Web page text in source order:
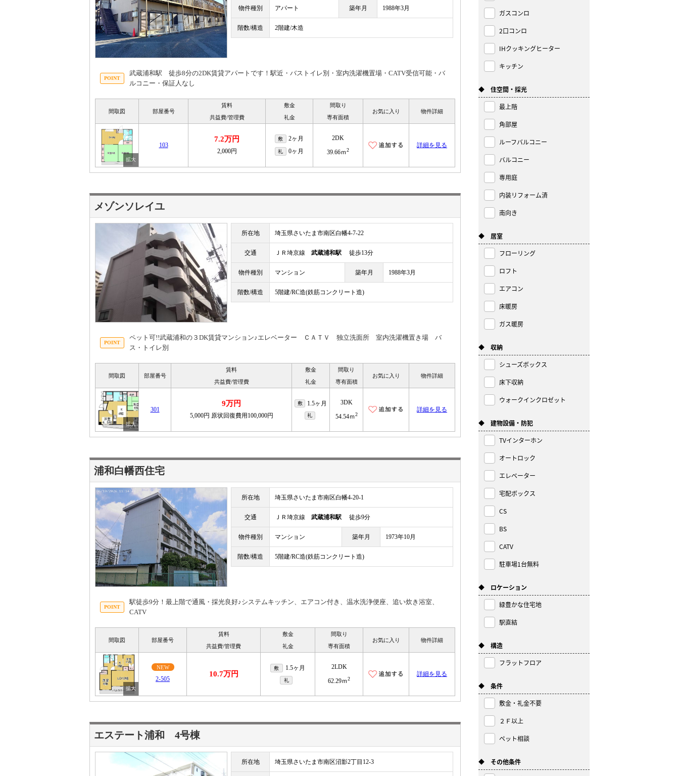
物件種別 アパート 築年月 1988年3月
階数/構造 2階建/木造
武蔵浦和駅 徒歩8分の2DK賃貸アパートです！駅近・バストイレ別・室内洗濯機置場・CATV受信可能・バ
ルコニー・保証人なし
間取図 部屋番号
賃料
共益費/管理費
敷金
礼金
間取り
専有面積
お気に入り 物件詳細
103
7.2万円
2,000円
敷 2ヶ月
礼 0ヶ月
2DK
39.66ｍ2
詳細を見る
メゾンソレイユ
所在地 埼玉県さいたま市南区白幡4-7-22
交通 ＪＲ埼京線 武蔵浦和駅 徒歩13分
物件種別 マンション 築年月 1988年3月
階数/構造 5階建/RC造(鉄筋コンクリート造)
ペット可!!武蔵浦和の３DK賃貸マンション♪エレベーター ＣＡＴＶ 独立洗面所 室内洗濯機置き場 バ
ス・トイレ別
間取図 部屋番号
賃料
共益費/管理費
敷金
礼金
間取り
専有面積
お気に入り 物件詳細
301
9万円
5,000円 原状回復費用100,000円
敷 1.5ヶ月
礼
3DK
54.54ｍ2
詳細を見る
浦和白幡西住宅
所在地 埼玉県さいたま市南区白幡4-20-1
交通 ＪＲ埼京線 武蔵浦和駅 徒歩9分
物件種別 マンション 築年月 1973年10月
階数/構造 5階建/RC造(鉄筋コンクリート造)
駅徒歩9分！最上階で通風・採光良好♪システムキッチン、エアコン付き、温水洗浄便座、追い炊き浴室、
CATV
間取図 部屋番号
賃料
共益費/管理費
敷金
礼金
間取り
専有面積
お気に入り 物件詳細
NEW
2-505
10.7万円
敷 1.5ヶ月
礼
2LDK
62.29ｍ2
詳細を見る
エステート浦和 4号棟
所在地 埼玉県さいたま市南区沼影2丁目12-3
ガスコンロ
2口コンロ
IHクッキングヒーター
キッチン
◆ 住空間・採光
最上階
角部屋
ルーフバルコニー
バルコニー
専用庭
内装リフォーム済
南向き
◆ 居室
フローリング
ロフト
エアコン
床暖房
ガス暖房
◆ 収納
シューズボックス
床下収納
ウォークインクロゼット
◆ 建物設備・防犯
TVインターホン
オートロック
エレベーター
宅配ボックス
CS
BS
CATV
駐車場1台無料
◆ ロケーション
緑豊かな住宅地
駅直結
◆ 構造
フラットフロア
◆ 条件
敷金・礼金不要
２Ｆ以上
ペット相談
◆ その他条件